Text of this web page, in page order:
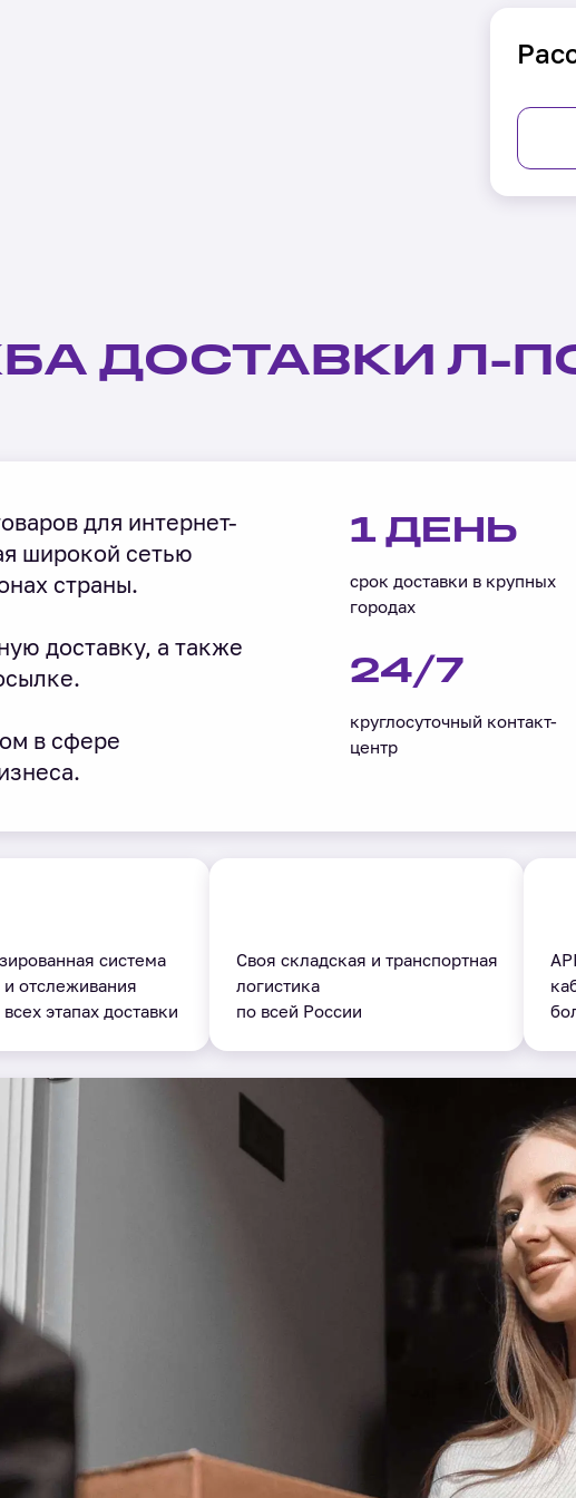
ДОСТАВКИ Л-
для интернет-
широкой сетью
страны.
доставку, а также
в сфере
1 ДЕНЬ
срок доставки в крупных
городах
24/7
круглосуточный контакт-
центр
система
отслеживания
этапах доставки
Своя складская и транспортная
логистика
по всей России